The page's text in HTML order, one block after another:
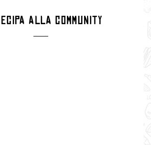
ALLA COMMUNITY